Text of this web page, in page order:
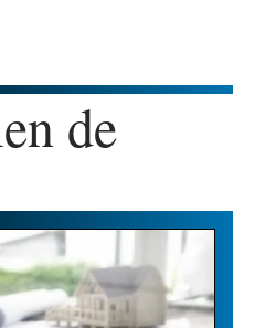
de